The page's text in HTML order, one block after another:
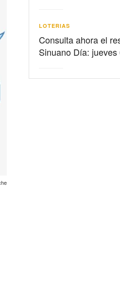
LOTERIAS
Consulta ahora el
Sinuano Día: